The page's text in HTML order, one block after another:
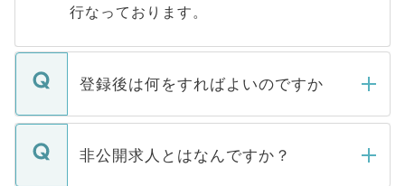
行なっております。
登録後は何をすればよいのですか
ご登録いただきましたら、弊社担当者がご
登録内容を確認し、その後メールもしくは
非公開求人とはなんですか？